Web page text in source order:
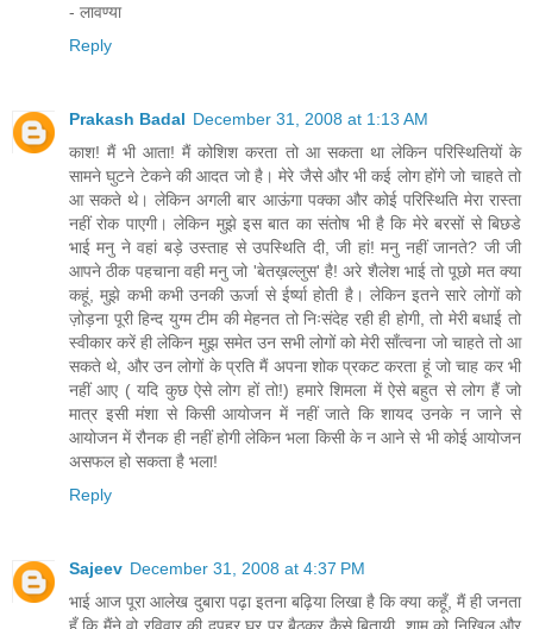
- लावण्या
Reply
Prakash Badal December 31, 2008 at 1:13 AM
काश! मैं भी आता! मैं कोशिश करता तो आ सकता था लेकिन परिस्थितियों के
सामने घुटने टेकने की आदत जो है। मेरे जैसे और भी कई लोग होंगे जो चाहते तो
आ सकते थे। लेकिन अगली बार आऊंगा पक्का और कोई परिस्थिति मेरा रास्ता
नहीं रोक पाएगी। लेकिन मुझे इस बात का संतोष भी है कि मेरे बरसों से बिछडे
भाई मनु ने वहां बड़े उस्ताह से उपस्थिति दी, जी हां! मनु नहीं जानते? जी जी
आपने ठीक पहचाना वही मनु जो 'बेतख़ल्लुस' है! अरे शैलेश भाई तो पूछो मत क्या
कहूं, मुझे कभी कभी उनकी ऊर्जा से ईर्ष्या होती है। लेकिन इतने सारे लोगों को
ज़ोड़ना पूरी हिन्द युग्म टीम की मेहनत तो निःसंदेह रही ही होगी, तो मेरी बधाई तो
स्वीकार करें ही लेकिन मुझ समेत उन सभी लोगों को मेरी साँत्वना जो चाहते तो आ
सकते थे, और उन लोगों के प्रति मैं अपना शोक प्रकट करता हूं जो चाह कर भी
नहीं आए ( यदि कुछ ऐसे लोग हों तो!) हमारे शिमला में ऐसे बहुत से लोग हैं जो
मात्र इसी मंशा से किसी आयोजन में नहीं जाते कि शायद उनके न जाने से
आयोजन में रौनक ही नहीं होगी लेकिन भला किसी के न आने से भी कोई आयोजन
असफल हो सकता है भला!
Reply
Sajeev December 31, 2008 at 4:37 PM
भाई आज पूरा आलेख दुबारा पढ़ा इतना बढ़िया लिखा है कि क्या कहूँ, मैं ही जनता